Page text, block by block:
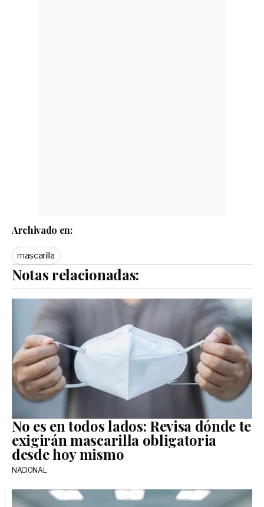
Archivado en:
mascarilla
Notas relacionadas:
No es en todos lados: Revisa dónde te
exigirán mascarilla obligatoria
desde hoy mismo
NACIONAL